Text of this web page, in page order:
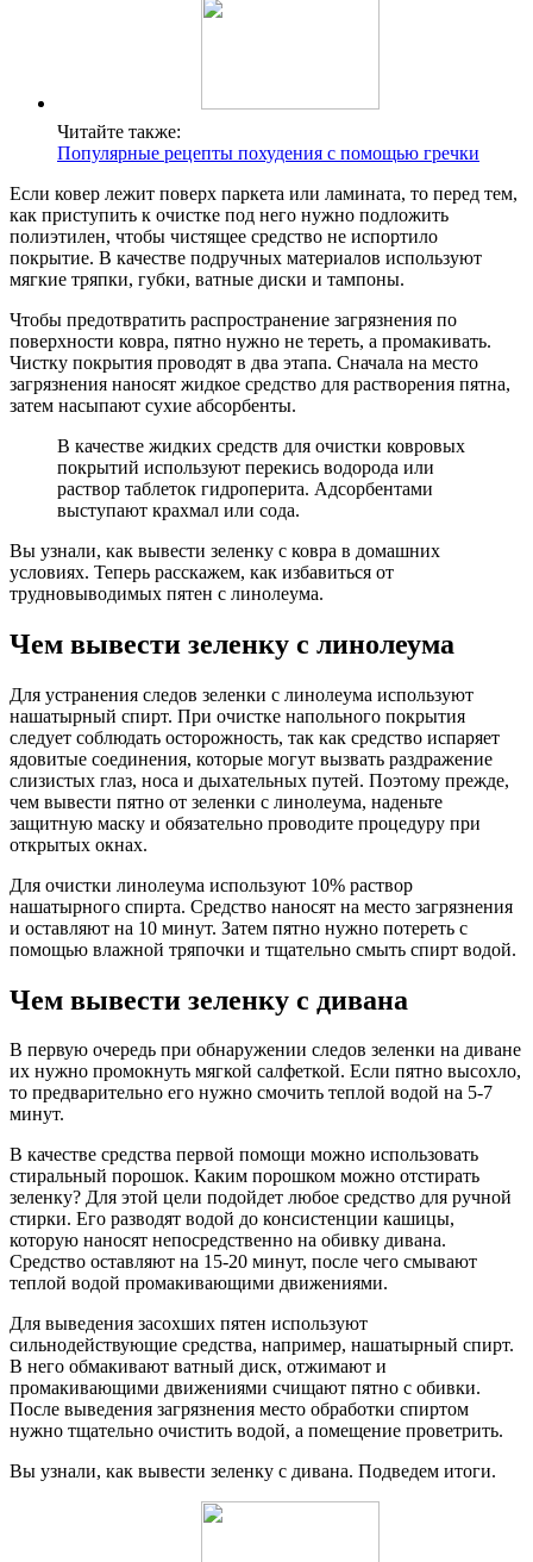
Читайте также:
Популярные рецепты похудения с помощью гречки
Если ковер лежит поверх паркета или ламината, то перед тем,
как приступить к очистке под него нужно подложить
полиэтилен, чтобы чистящее средство не испортило
покрытие. В качестве подручных материалов используют
мягкие тряпки, губки, ватные диски и тампоны.
Чтобы предотвратить распространение загрязнения по
поверхности ковра, пятно нужно не тереть, а промакивать.
Чистку покрытия проводят в два этапа. Сначала на место
загрязнения наносят жидкое средство для растворения пятна,
затем насыпают сухие абсорбенты.
В качестве жидких средств для очистки ковровых
покрытий используют перекись водорода или
раствор таблеток гидроперита. Адсорбентами
выступают крахмал или сода.
Вы узнали, как вывести зеленку с ковра в домашних
условиях. Теперь расскажем, как избавиться от
трудновыводимых пятен с линолеума.
Чем вывести зеленку с линолеума
Для устранения следов зеленки с линолеума используют
нашатырный спирт. При очистке напольного покрытия
следует соблюдать осторожность, так как средство испаряет
ядовитые соединения, которые могут вызвать раздражение
слизистых глаз, носа и дыхательных путей. Поэтому прежде,
чем вывести пятно от зеленки с линолеума, наденьте
защитную маску и обязательно проводите процедуру при
открытых окнах.
Для очистки линолеума используют 10% раствор
нашатырного спирта. Средство наносят на место загрязнения
и оставляют на 10 минут. Затем пятно нужно потереть с
помощью влажной тряпочки и тщательно смыть спирт водой.
Чем вывести зеленку с дивана
В первую очередь при обнаружении следов зеленки на диване
их нужно промокнуть мягкой салфеткой. Если пятно высохло,
то предварительно его нужно смочить теплой водой на 5-7
минут.
В качестве средства первой помощи можно использовать
стиральный порошок. Каким порошком можно отстирать
зеленку? Для этой цели подойдет любое средство для ручной
стирки. Его разводят водой до консистенции кашицы,
которую наносят непосредственно на обивку дивана.
Средство оставляют на 15-20 минут, после чего смывают
теплой водой промакивающими движениями.
Для выведения засохших пятен используют
сильнодействующие средства, например, нашатырный спирт.
В него обмакивают ватный диск, отжимают и
промакивающими движениями счищают пятно с обивки.
После выведения загрязнения место обработки спиртом
нужно тщательно очистить водой, а помещение проветрить.
Вы узнали, как вывести зеленку с дивана. Подведем итоги.